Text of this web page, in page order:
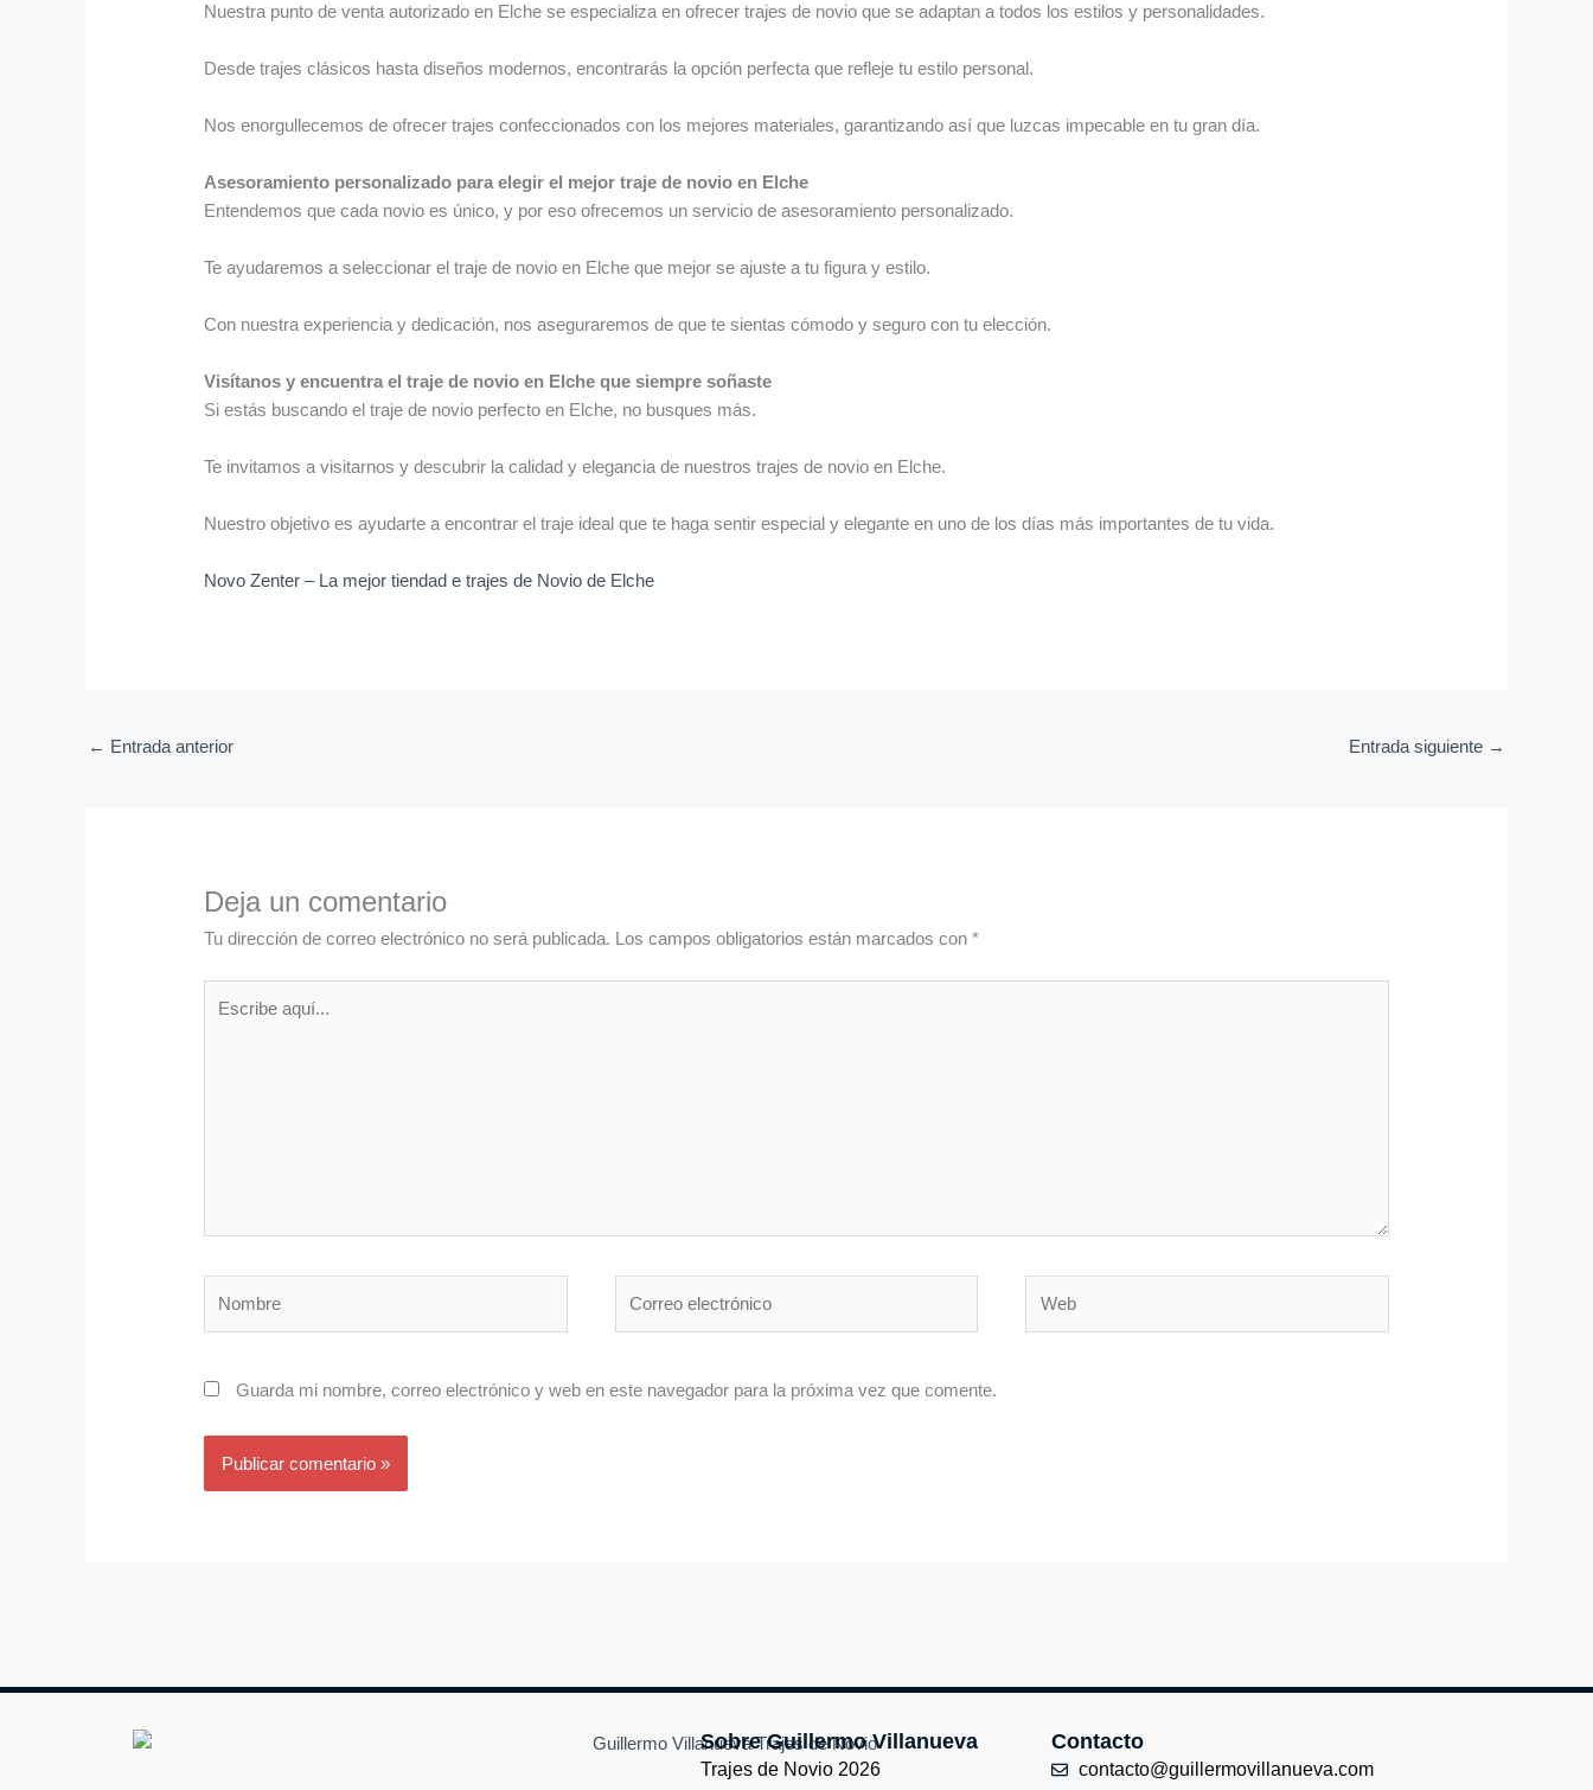
Nuestra punto de venta autorizado en Elche se especializa en ofrecer trajes de novio que se adaptan a todos los estilos y personalidades.
Desde trajes clásicos hasta diseños modernos, encontrarás la opción perfecta que refleje tu estilo personal.
Nos enorgullecemos de ofrecer trajes confeccionados con los mejores materiales, garantizando así que luzcas impecable en tu gran día.
Asesoramiento personalizado para elegir el mejor traje de novio en Elche
Entendemos que cada novio es único, y por eso ofrecemos un servicio de asesoramiento personalizado.
Te ayudaremos a seleccionar el traje de novio en Elche que mejor se ajuste a tu figura y estilo.
Con nuestra experiencia y dedicación, nos aseguraremos de que te sientas cómodo y seguro con tu elección.
Visítanos y encuentra el traje de novio en Elche que siempre soñaste
Si estás buscando el traje de novio perfecto en Elche, no busques más.
Te invitamos a visitarnos y descubrir la calidad y elegancia de nuestros trajes de novio en Elche.
Nuestro objetivo es ayudarte a encontrar el traje ideal que te haga sentir especial y elegante en uno de los días más importantes de tu vida.
Novo Zenter – La mejor tiendad e trajes de Novio de Elche
← Entrada anterior Entrada siguiente →
Deja un comentario
Tu dirección de correo electrónico no será publicada. Los campos obligatorios están marcados con*
aquí...
electrónico
Guarda mi nombre, correo electrónico y web en este navegador para la próxima vez que comente.
Sobre Guillermo Villanueva
Trajes de Novio 2026
Contacto
contacto@guillermovillanueva.com